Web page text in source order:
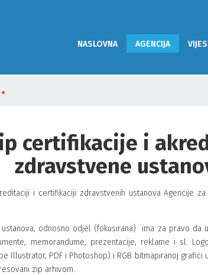
NASLOVNA AGENCIJA
certifikacije i
zdravstvene
i certifikaciji zdravstvenih ustanova Agencije
odnosno odjel (fokusirana) ima za pravo da
memorandume, prezentacije, reklame i sl.
Illustrator, PDF i Photoshop) i RGB bitmapiranoj
zip arhivom.